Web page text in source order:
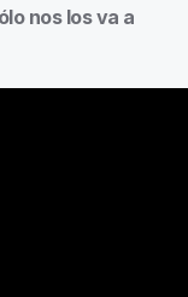
nos los va a